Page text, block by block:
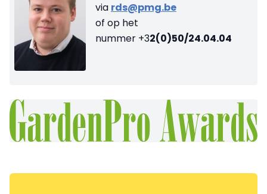
via rds@pmg.be
of op het
nummer +32(0)50/24.04.04